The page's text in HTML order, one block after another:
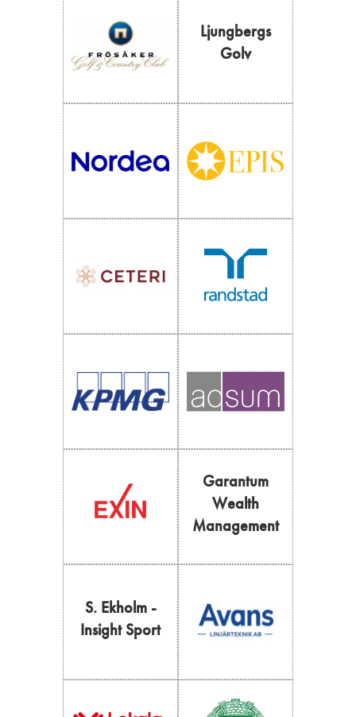
Ljungbergs
Golv
Garantum
Wealth
Management
S. Ekholm -
Insight Sport